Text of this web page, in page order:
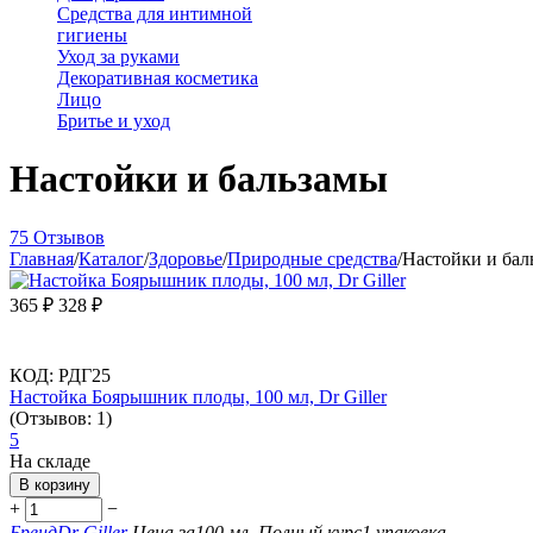
Средства для интимной
гигиены
Уход за руками
Декоративная косметика
Лицо
Бритье и уход
Настойки и бальзамы
75 Отзывов
Главная/Каталог/Здоровье/Природные средства/Настойки и
365 ₽ 328 ₽
КОД: РДГ25
Настойка Боярышник плоды, 100 мл, Dr Giller
(Отзывов: 1)
5
На складе
В корзину
+
−